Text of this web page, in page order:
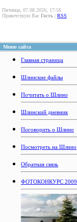
Пятница, 07.08.2026, 17:56
Приветствую Вас Гость | RSS
Меню сайта
Главная страница
Шлинские файлы
Почитать о Шлино
Шлинский дневник
Поговорить о Шлино
Посмотреть на Шлино
Обратная связь
ФОТОКОНКУРС 2009